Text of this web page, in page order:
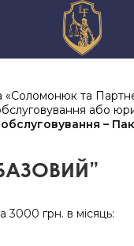
та
або
–
3000 грн. в місяць: